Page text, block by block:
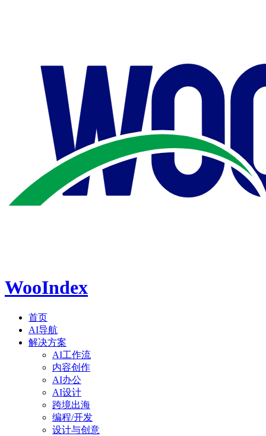
WooIndex
首页
AI导航
解决方案
AI工作流
内容创作
AI办公
AI设计
跨境出海
编程/开发
设计与创意